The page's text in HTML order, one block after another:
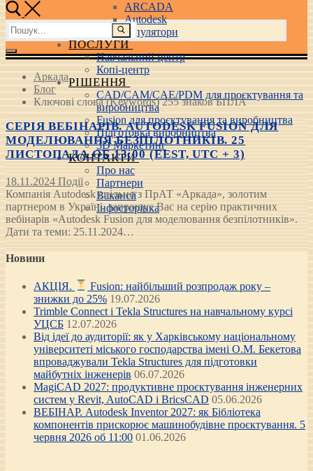
ARCADA
Autodesk
3D маніпулятори
ПОСЛУГИ
Навчальний центр
Копі-центр
РІШЕННЯ
CAD/CAM/CAE/PDM для проєктування та
виробництва
Fusion для проєктування та виробництва
Підготовка виробництва
3D Маркетинг
КОНТАКТИ
Про нас
Партнери
Вакансії
Інфосторінка
Пошук:
Аркада
Блог
Ключові слова (Keywords) 255 знаков БПЛА
СЕРІЯ ВЕБІНАРІВ. AUTODESK FUSION ДЛЯ
МОДЕЛЮВАННЯ БЕЗПІЛОТНИКІВ. 25
ЛИСТОПАДА ОБ 13:00 (EEST, UTC + 3)
18.11.2024 Події
Компанія Autodesk спільно з ПрАТ «Аркада», золотим
партнером в Україні, запрошує Вас на серію практичних
вебінарів «Autodesk Fusion для моделювання безпілотників».
Дати та теми: 25.11.2024…
Новини
АКЦІЯ.
Fusion: найбільший розпродаж року –
знижки до 25% 19.07.2026
Trimble Connect і Tekla Structures на навчальному курсі
УЦСБ 12.07.2026
Від ідеї до аудиторії: як у Харківському національному
університеті міського господарства імені О.М. Бекетова
впроваджували Tekla Structures для підготовки
майбутніх інженерів 06.07.2026
MagiCAD 2027: продуктивне проєктування інженерних
систем у Revit, AutoCAD і BricsCAD 05.06.2026
ВЕБІНАР. Autodesk Inventor 2027: як Бібліотека
компонентів прискорює машинобудівне проєктування. 5
червня 2026 об 11:00 01.06.2026